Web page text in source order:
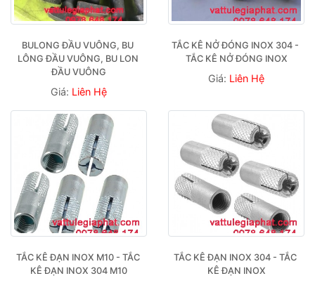
BULONG ĐẦU VUÔNG, BU
LÔNG ĐẦU VUÔNG, BU LON
ĐẦU VUÔNG
Giá: Liên Hệ
TẮC KÊ NỞ ĐÓNG INOX 304 -
TẮC KÊ NỞ ĐÓNG INOX
Giá: Liên Hệ
TẮC KÊ ĐẠN INOX M10 - TẮC
KÊ ĐẠN INOX 304 M10
TẮC KÊ ĐẠN INOX 304 - TẮC
KÊ ĐẠN INOX